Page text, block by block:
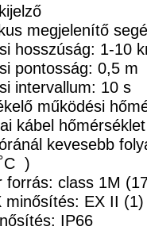
megjelenítő
hosszúság: 1-10
pontosság: 0,5 m
intervallum: 10 s
működési
kábel
kevesebb
)
forrás: class 1M
minősítés: EX II
IP66